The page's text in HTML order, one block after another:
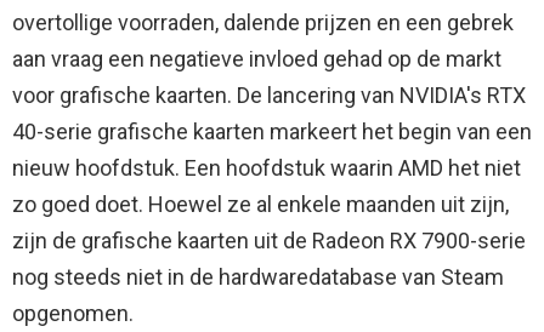
overtollige voorraden, dalende prijzen en een gebrek
aan vraag een negatieve invloed gehad op de markt
voor grafische kaarten. De lancering van NVIDIA's RTX
40-serie grafische kaarten markeert het begin van een
nieuw hoofdstuk. Een hoofdstuk waarin AMD het niet
zo goed doet. Hoewel ze al enkele maanden uit zijn,
zijn de grafische kaarten uit de Radeon RX 7900-serie
nog steeds niet in de hardwaredatabase van Steam
opgenomen.